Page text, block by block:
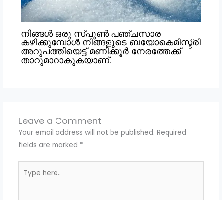
നിങ്ങൾ ഒരു സ്പൂൺ പഞ്ചസാര
കഴിക്കുമ്പോൾ നിങ്ങളുടെ ബയോകെമിസ്ട്രി
അറുപത്തിയെട്ട് മണിക്കൂർ നേരത്തേക്ക്
താറുമാറാകുകയാണ്.
Leave a Comment
Your email address will not be published. Required
fields are marked *
here..